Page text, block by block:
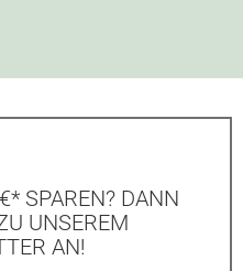
SPAREN? DANN
UNSEREM
AN!